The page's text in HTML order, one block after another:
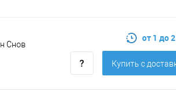
Снов
от 1 до
Купить c